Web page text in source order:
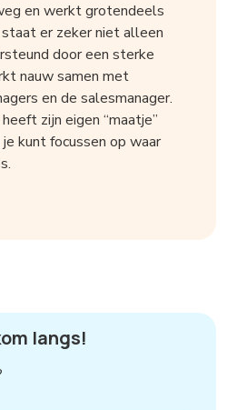
en werkt grotendeels
er zeker niet alleen
door een sterke
nauw samen met
en de salesmanager.
zijn eigen “maatje”
kunt focussen op waar
langs!